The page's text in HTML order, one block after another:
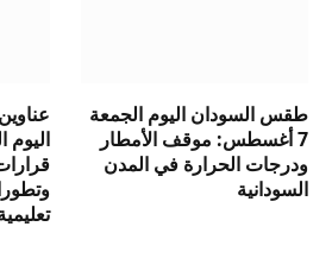
طقس السودان اليوم الجمعة
7 أغسطس: موقف الأمطار
ودرجات الحرارة في المدن
السودانية